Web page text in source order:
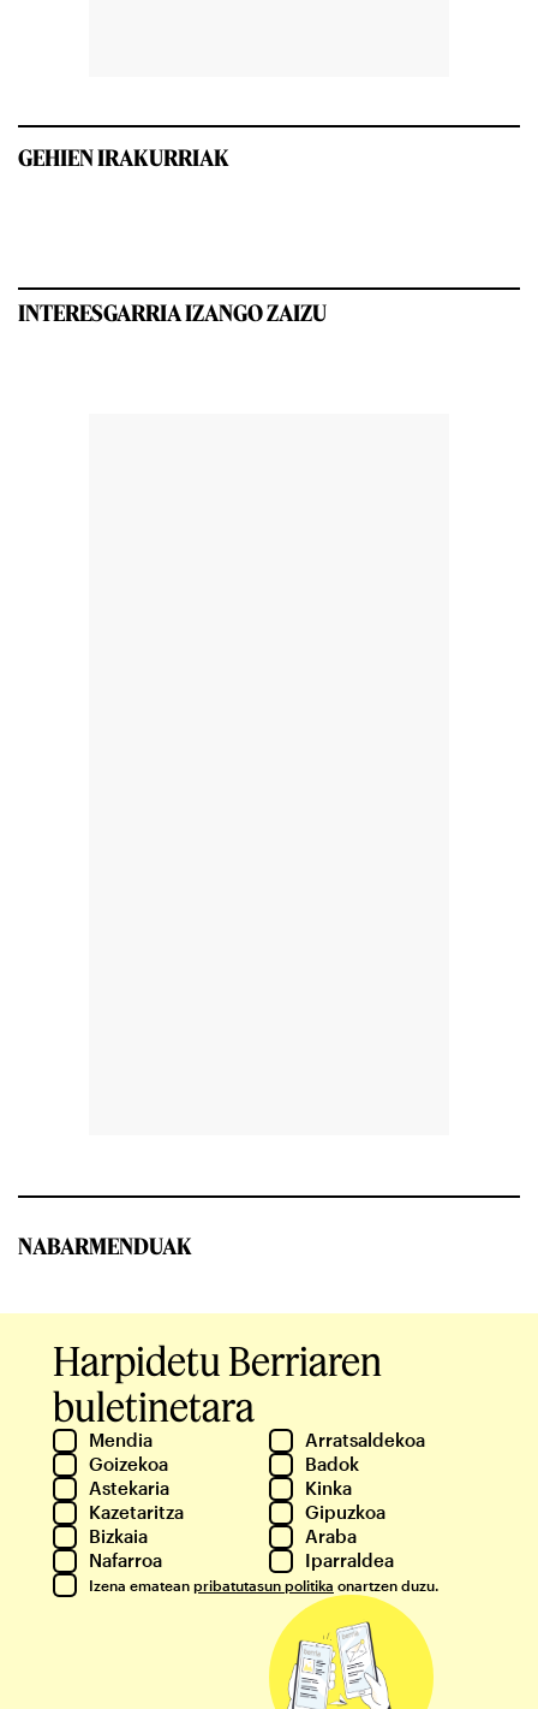
GEHIEN IRAKURRIAK
INTERESGARRIA IZANGO ZAIZU
NABARMENDUAK
Harpidetu Berriaren
buletinetara
Mendia
Arratsaldekoa
Goizekoa
Badok
Astekaria
Kinka
Kazetaritza
Gipuzkoa
Bizkaia
Araba
Nafarroa
Iparraldea
Izena ematean pribatutasun politika onartzen duzu.